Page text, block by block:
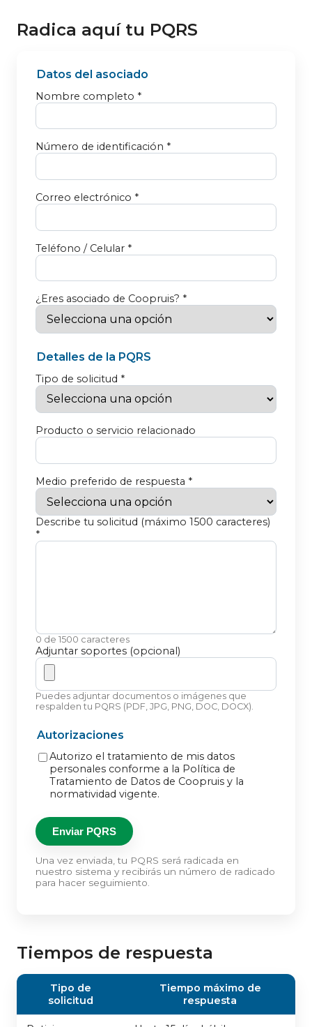
Radica aquí tu PQRS
Datos del asociado
Nombre completo *
Número de identificación *
Correo electrónico *
Teléfono / Celular *
¿Eres asociado de Coopruis? *
Detalles de la PQRS
Tipo de solicitud *
Producto o servicio relacionado
Medio preferido de respuesta *
Describe tu solicitud (máximo 1500 caracteres)
*
0 de 1500 caracteres
Adjuntar soportes (opcional)
Puedes adjuntar documentos o imágenes que
respalden tu PQRS (PDF, JPG, PNG, DOC, DOCX).
Autorizaciones
Autorizo el tratamiento de mis datos
personales conforme a la Política de
Tratamiento de Datos de Coopruis y la
normatividad vigente.
Enviar PQRS
Una vez enviada, tu PQRS será radicada en
nuestro sistema y recibirás un número de radicado
para hacer seguimiento.
Tiempos de respuesta
Tipo de
solicitud
Tiempo máximo de
respuesta